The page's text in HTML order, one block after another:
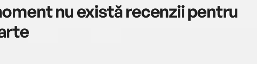
nu există recenzii pentru